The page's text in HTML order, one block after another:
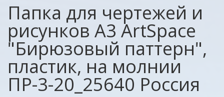
Папка для чертежей и
рисунков А3 ArtSpace
"Бирюзовый паттерн",
пластик, на молнии
ПР-3-20_25640 Россия